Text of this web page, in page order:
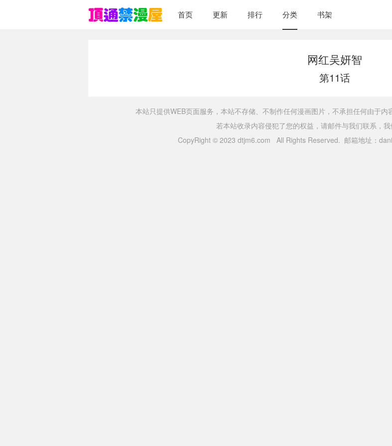
首页 更新 排行 分类 书架
网红吴妍智
第11话
本站只提供WEB页面服务，本站不存储、不制作任何漫画图片，不承担任何由于内
若本站收录内容侵犯了您的权益，请邮件与我们联系，我
CopyRight © 2023 dtjm6.com All Rights Reserved. 邮箱地址：